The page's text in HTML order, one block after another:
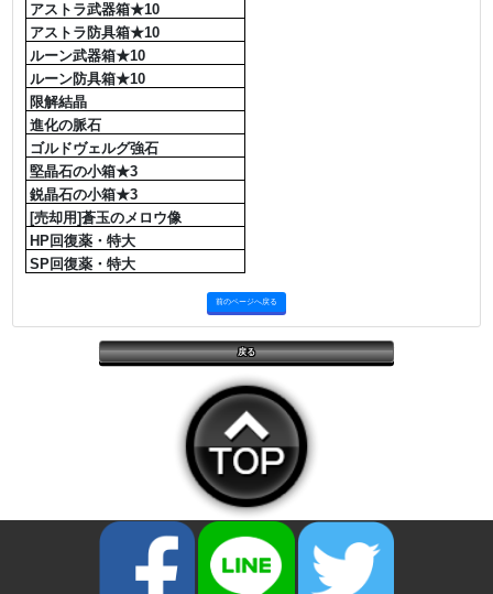
アストラ武器箱★10
アストラ防具箱★10
ルーン武器箱★10
ルーン防具箱★10
限解結晶
進化の脈石
ゴルドヴェルグ強石
堅晶石の小箱★3
鋭晶石の小箱★3
[売却用]蒼玉のメロウ像
HP回復薬・特大
SP回復薬・特大
前のページへ戻る
戻る